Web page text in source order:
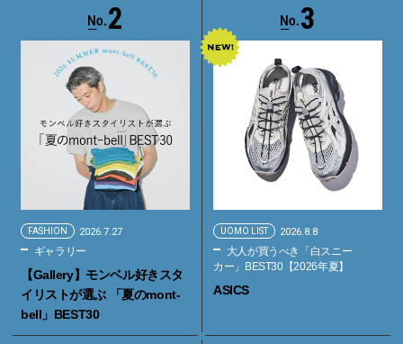
2
FASHION 2026.7.27
ギャラリー
【Gallery】モンベル好きスタ
イリストが選ぶ 「夏のmont-
bell」BEST30
3
UOMO LIST 2026.8.8
大人が買うべき「白スニー
カー」BEST30【2026年夏】
ASICS